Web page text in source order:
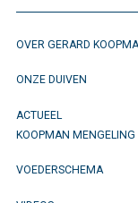
OVER GERARD
ONZE DUIVEN
ACTUEEL
KOOPMAN MENGELING
VOEDERSCHEMA